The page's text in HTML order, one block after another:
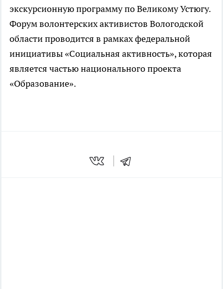
экскурсионную программу по Великому Устюгу.
Форум волонтерских активистов Вологодской
области проводится в рамках федеральной
инициативы «Социальная активность», которая
является частью национального проекта
«Образование».